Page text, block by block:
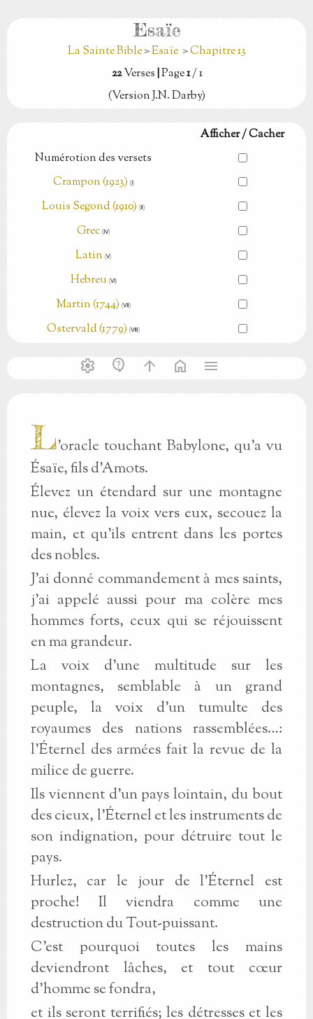
Esaïe
La Sainte Bible>Esaïe >Chapitre 13
22Verses|Page1/ 1
(Version J.N. Darby)
Afficher / Cacher
Numérotion des versets
Crampon (1923) (Ⅰ)
Louis Segond (1910)(Ⅱ)
Grec (Ⅳ)
Latin (Ⅴ)
Hebreu (Ⅵ)
Martin (1744) (Ⅶ)
Ostervald (1779) (Ⅷ)
settings contact_support arrow_upward home menu
L’oracle touchant Babylone, qu’a vu
Ésaïe, fils d’Amots.
Élevez un étendard sur une montagne
nue, élevez la voix vers eux, secouez la
main, et qu’ils entrent dans les portes
des nobles.
J’ai donné commandement à mes saints,
j’ai appelé aussi pour ma colère mes
hommes forts, ceux qui se réjouissent
en ma grandeur.
La voix d’une multitude sur les
montagnes, semblable à un grand
peuple, la voix d’un tumulte des
royaumes des nations rassemblées…:
l’Éternel des armées fait la revue de la
milice de guerre.
Ils viennent d’un pays lointain, du bout
des cieux, l’Éternel et les instruments de
son indignation, pour détruire tout le
pays.
Hurlez, car le jour de l’Éternel est
proche! Il viendra comme une
destruction du Tout-puissant.
C’est pourquoi toutes les mains
deviendront lâches, et tout cœur
d’homme se fondra,
et ils seront terrifiés; les détresses et les